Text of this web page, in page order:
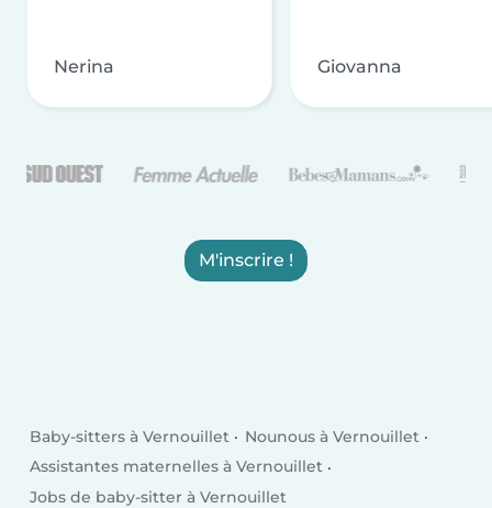
Nerina Giovanna
M'inscrire !
Baby-sitters à Vernouillet
Nounous à Vernouillet
Assistantes maternelles à Vernouillet
Jobs de baby-sitter à Vernouillet